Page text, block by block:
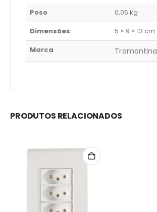
Peso
0,05 kg
Dimensões
5 × 9 × 13 cm
Marca
Tramontina
PRODUTOS RELACIONADOS